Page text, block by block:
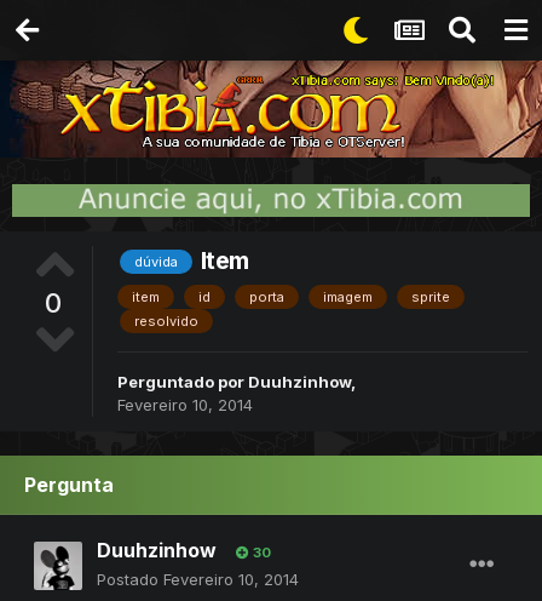
0
dúvida Item
item id porta imagem
sprite
resolvido
Perguntado por Duuhzinhow,
Fevereiro 10, 2014
Pergunta
Duuhzinhow 30
Postado Fevereiro 10, 2014